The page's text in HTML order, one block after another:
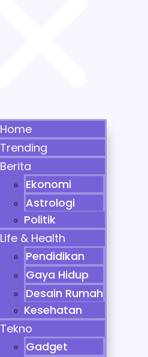
Home
Trending
Berita
Ekonomi
Astrologi
Politik
Life & Health
Pendidikan
Gaya Hidup
Desain Rumah
Kesehatan
Tekno
Gadget